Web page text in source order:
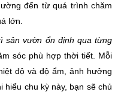
đến từ quá trình chăm
lớn.
sân vườn ổn định qua từng
sóc phù hợp thời tiết. Mỗi
độ và độ ẩm, ảnh hưởng
hiểu chu kỳ này, bạn sẽ chủ